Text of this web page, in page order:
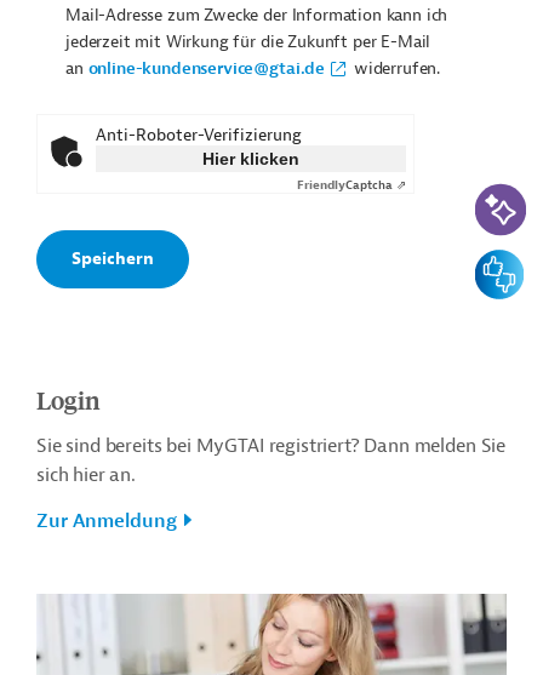
Mail-Adresse zum Zwecke der Information kann ich
jederzeit mit Wirkung für die Zukunft per E-Mail
an online-kundenservice@gtai.de widerrufen.
Anti-Roboter-Verifizierung
Hier klicken
FriendlyCaptcha ⇗
Login
Sie sind bereits bei MyGTAI registriert? Dann melden Sie
sich hier an.
Zur Anmeldung
KI-